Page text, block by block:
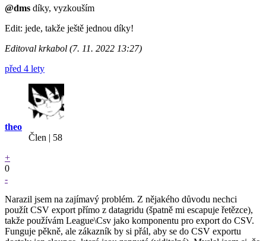
@dms díky, vyzkouším
Edit: jede, takže ještě jednou díky!
Editoval krkabol (7. 11. 2022 13:27)
před 4 lety
theo
Člen | 58
+
0
-
Narazil jsem na zajímavý problém. Z nějakého důvodu nechci
použít CSV export přímo z datagridu (špatně mi escapuje řetězce),
takže používám League\Csv jako komponentu pro export do CSV.
Funguje pěkně, ale zákazník by si přál, aby se do CSV exportu